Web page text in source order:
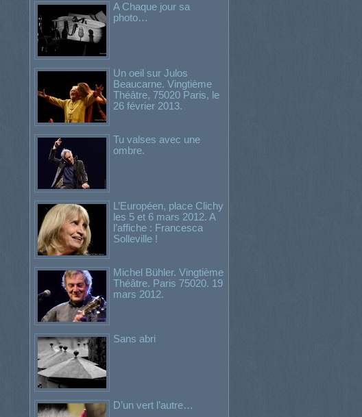
A Chaque jour sa
photo…
Un oeil sur Julos
Beaucarne. Vingtième
Théâtre, 75020 Paris, le
26 février 2013.
Tu valses avec une
ombre.
L’Européen, place Clichy
les 5 et 6 mars 2012. A
l’affiche : Francesca
Solleville !
Michel Bühler. Vingtième
Théâtre. Paris 75020. 19
mars 2012.
Sans abri
D’un vert l’autre…